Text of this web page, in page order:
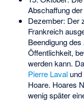
Abschaffung
Dezember: Der
Frankreich
Beendigung des
Öffentlichkeit,
werden kann.
Pierre Lavalund
Hoare. Hoares
wenig später